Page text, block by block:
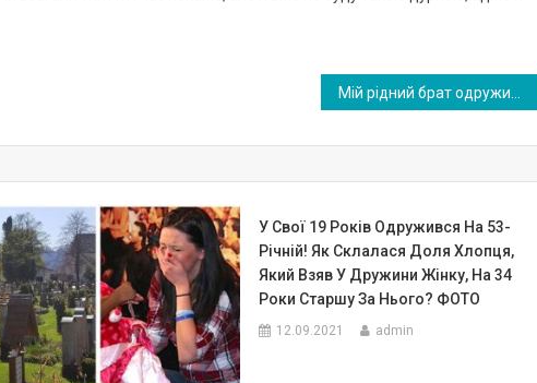
У Свої 19 Років Одружився На 53-
Річній! Як Склалася Доля Хлопця,
Який Взяв У Дружини Жінку, На 34
Роки Старшу За Нього? ФОТО
12.09.2021 admin